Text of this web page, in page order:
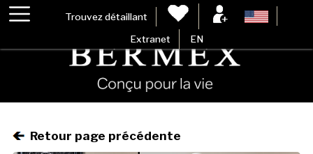
Trouvez détaillant
Extranet EN
Retour page précédente